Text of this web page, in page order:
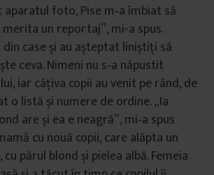
aparatul foto, Pise m‑a îmbiat să
merita un reportaj”, mi-a spus.
case și au așteptat liniștiți să
ceva. Nimeni nu s‑a năpustit
iar câțiva copii au venit pe rând, de
o listă și numere de ordine. „Ia
are și ea e neagră”, mi‑a spus
cu nouă copii, care alăpta un
părul blond și pielea albă. Femeia